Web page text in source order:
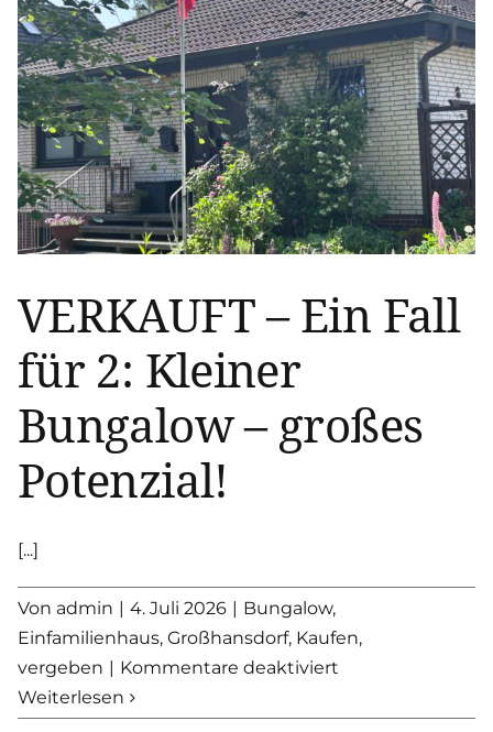
VERKAUFT – Ein Fall
für 2: Kleiner
Bungalow – großes
Potenzial!
[...]
Von admin | 4. Juli 2026 | Bungalow,
Einfamilienhaus, Großhansdorf, Kaufen,
vergeben | Kommentare deaktiviert
Weiterlesen